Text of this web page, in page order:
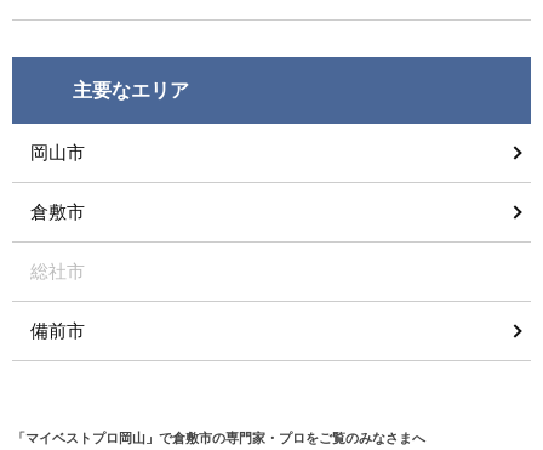
主要なエリア
岡山市
倉敷市
総社市
備前市
「マイベストプロ岡山」で倉敷市の専門家・プロをご覧のみなさまへ